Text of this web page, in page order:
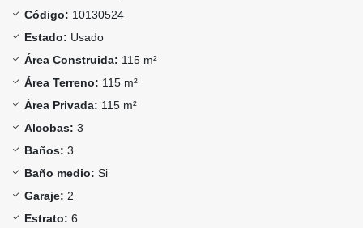
Código: 10130524
Estado: Usado
Área Construida: 115 m²
Área Terreno: 115 m²
Área Privada: 115 m²
Alcobas: 3
Baños: 3
Baño medio: Si
Garaje: 2
Estrato: 6